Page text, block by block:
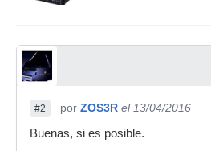
#2 por ZOS3R el 13/04/2016
Buenas, si es posible.